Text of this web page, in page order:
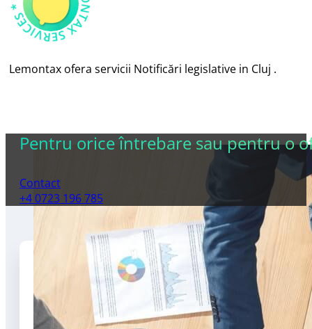
Lemontax ofera servicii Notificări legislative in Cluj .
Pentru orice întrebare sau pentru o
Contact
+4 0723 196 785
Luni – Vineri: 8:30-16:30
Sâmbătă: Închis
Adresa